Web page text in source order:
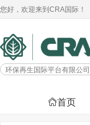
您好，欢迎来到CRA国际！
环保再生国际平台有限公司
首页